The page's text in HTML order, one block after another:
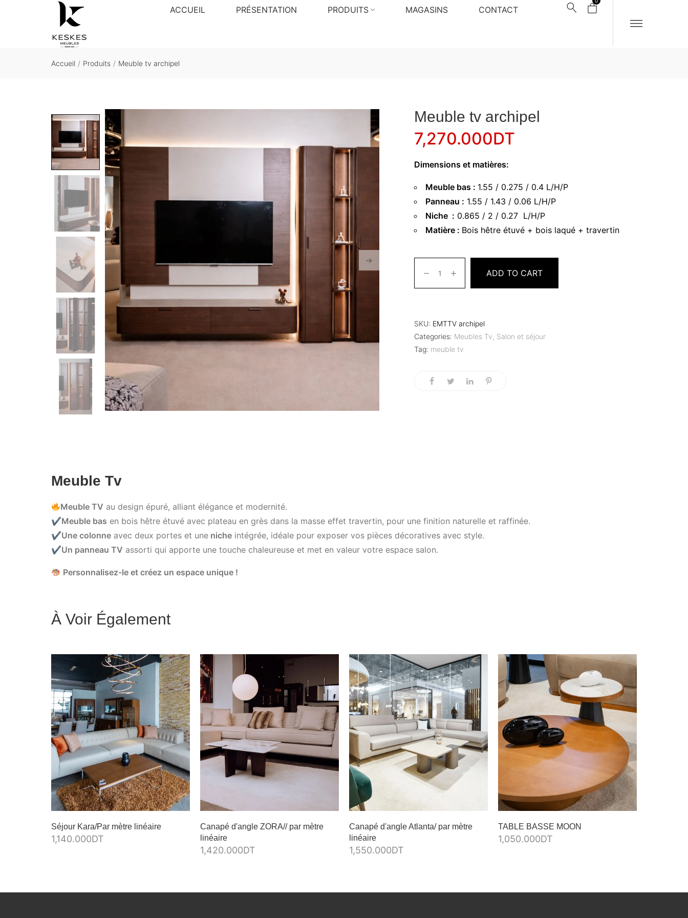
ACCUEIL PRÉSENTATION PRODUITS MAGASINS CONTACT
Accueil / Produits / Meuble tv archipel
Meuble tv archipel
7,270.000DT
Dimensions et matières:
Meuble bas : 1.55 / 0.275 / 0.4 L/H/P
Panneau : 1.55 / 1.43 / 0.06 L/H/P
Niche : 0.865 / 2 / 0.27 L/H/P
Matière : Bois hêtre étuvé + bois laqué + travertin
ADD TO CART
SKU: EMTTV archipel
Categories: Meubles Tv, Salon et séjour
Tag: meuble tv
Meuble Tv
Meuble TV au design épuré, alliant élégance et modernité.
✔Meuble bas en bois hêtre étuvé avec plateau en grès dans la masse effet travertin, pour une finition naturelle et raffinée.
✔Une colonne avec deux portes et une niche intégrée, idéale pour exposer vos pièces décoratives avec style.
✔Un panneau TV assorti qui apporte une touche chaleureuse et met en valeur votre espace salon.
Personnalisez-le et créez un espace unique !
À Voir Également
Séjour Kara/Par mètre linéaire
1,140.000DT
Canapé d'angle ZORA// par mètre
linéaire
1,420.000DT
Canapé d'angle Atlanta/ par mètre
linéaire
1,550.000DT
TABLE BASSE MOON
1,050.000DT